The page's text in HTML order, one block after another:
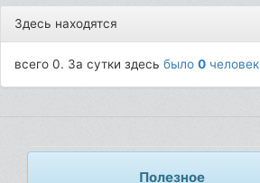
Здесь находятся
всего 0. За сутки здесьбыло0 человек
Полезное